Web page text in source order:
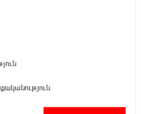
солнечная
навыки на «Давидбекских